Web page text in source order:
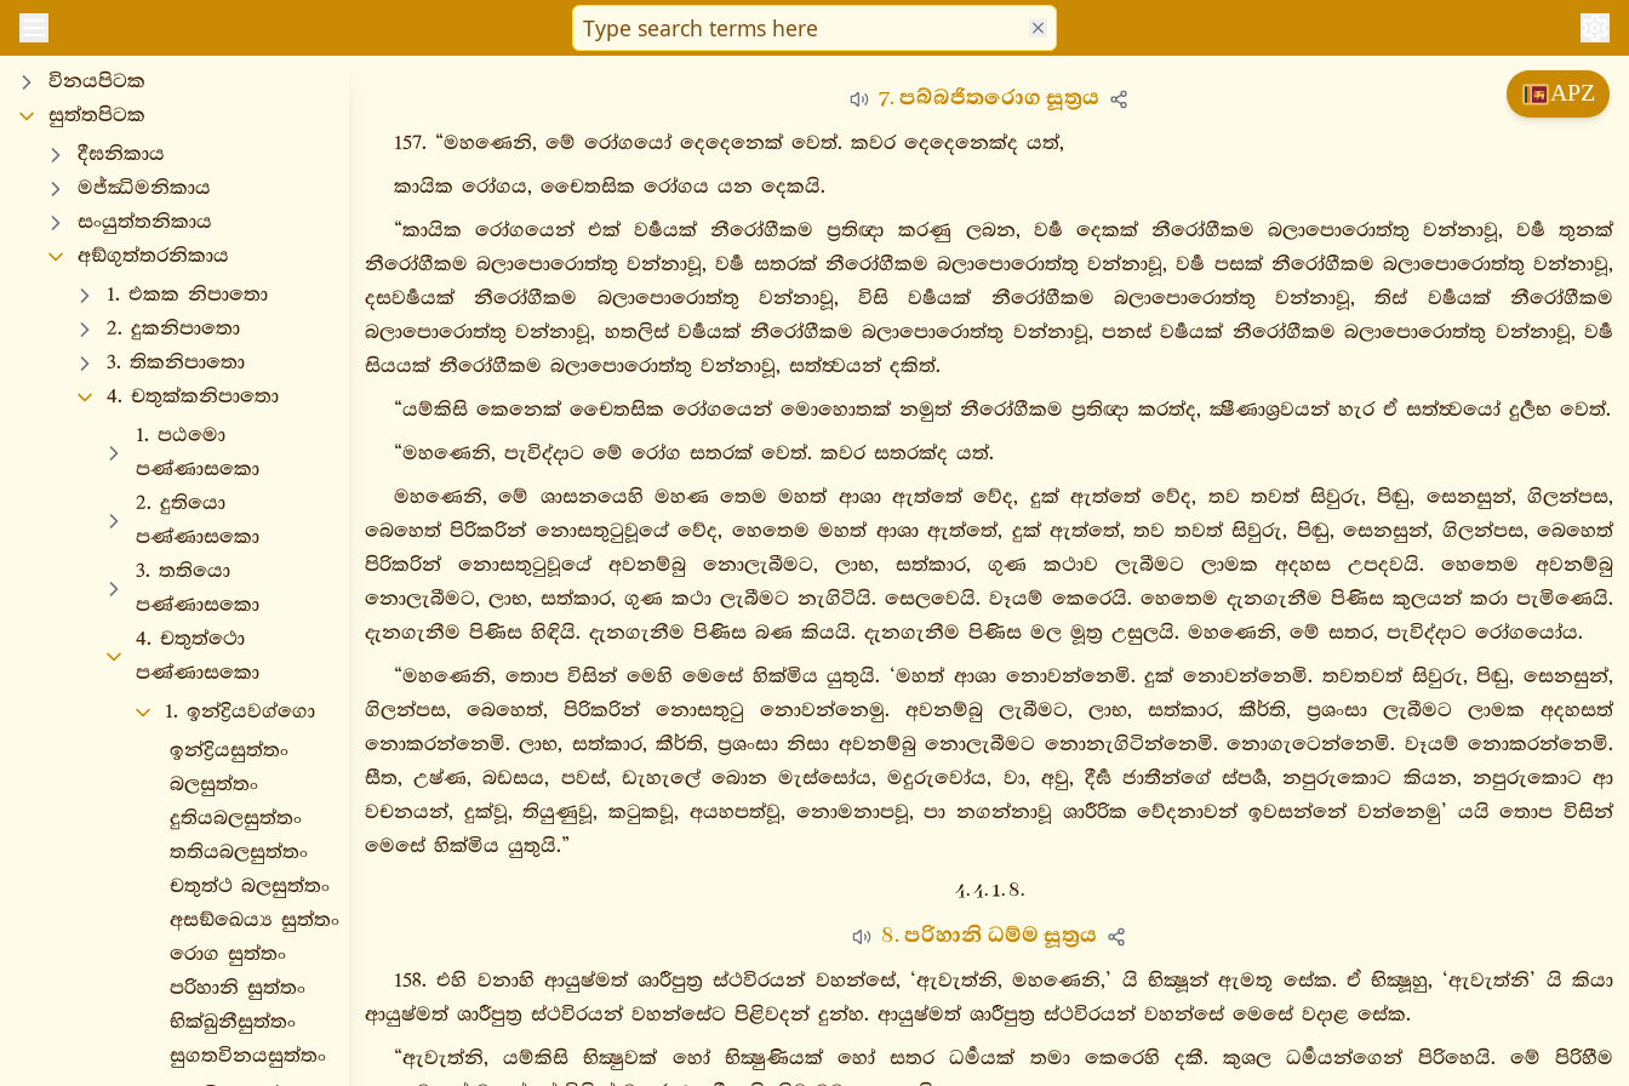
විනයපිටක
සුත්තපිටක
දීඝනිකාය
මජ්ඣිමනිකාය
සංයුත්තනිකාය
අඞ්ගුත්තරනිකාය
1. එකක නිපාතො
2. දුකනිපාතො
3. තිකනිපාතො
4. චතුක්කනිපාතො
1. පඨමො
පණ්ණාසකො
2. දුතියො
පණ්ණාසකො
3. තතියො
පණ්ණාසකො
4. චතුත්ථො
පණ්ණාසකො
1. ඉන්ද්‍රියවග්ගො
ඉන්ද්‍රියසුත්තං
බලසුත්තං
දුතියබලසුත්තං
තතියබලසුත්තං
චතුත්ථ බලසුත්තං
අසඞ්ඛෙය්‍ය සුත්තං
රොග සුත්තං
පරිහානි සුත්තං
භික්ඛුනීසුත්තං
සුගතවිනයසුත්තං
APZ
7. පබ්බජිතරොග සූත්‍රය
157. “මහණෙනි, මේ රෝගයෝ දෙදෙනෙක් වෙත්. කවර දෙදෙනෙක්ද යත්,
කායික රෝගය, චෛතසික රෝගය යන දෙකයි.
“කායික රෝගයෙන් එක් වර්‍ෂයක් නීරෝගීකම ප්‍රතිඥා කරණු ලබන, වර්‍ෂ දෙකක් නීරෝගීකම බලාපොරොත්තු වන්නාවූ, වර්‍ෂ තුනක්
නීරෝගීකම බලාපොරොත්තු වන්නාවූ, වර්‍ෂ සතරක් නීරෝගීකම බලාපොරොත්තු වන්නාවූ, වර්‍ෂ පසක් නීරෝගීකම බලාපොරොත්තු වන්නාවූ,
දසවර්‍ෂයක් නීරෝගීකම බලාපොරොත්තු වන්නාවූ, විසි වර්‍ෂයක් නීරෝගීකම බලාපොරොත්තු වන්නාවූ, තිස් වර්‍ෂයක් නීරෝගීකම
බලාපොරොත්තු වන්නාවූ, හතලිස් වර්‍ෂයක් නීරෝගීකම බලාපොරොත්තු වන්නාවූ, පනස් වර්‍ෂයක් නීරෝගීකම බලාපොරොත්තු වන්නාවූ, වර්‍ෂ
සියයක් නීරෝගීකම බලාපොරොත්තු වන්නාවූ, සත්ත්‍වයන් දකිත්.
“යම්කිසි කෙනෙක් චෛතසික රෝගයෙන් මොහොතක් නමුත් නීරෝගීකම ප්‍රතිඥා කරත්ද, ක්‍ෂීණාශ්‍රවයන් හැර ඒ සත්ත්‍වයෝ දුර්‍ලභ වෙත්.
“මහණෙනි, පැවිද්දාට මේ රෝග සතරක් වෙත්. කවර සතරක්ද යත්.
මහණෙනි, මේ ශාසනයෙහි මහණ තෙම මහත් ආශා ඇත්තේ වේද, දුක් ඇත්තේ වේද, තව තවත් සිවුරු, පිඬු, සෙනසුන්, ගිලන්පස,
බෙහෙත් පිරිකරින් නොසතුටුවූයේ වේද, හෙතෙම මහත් ආශා ඇත්තේ, දුක් ඇත්තේ, තව තවත් සිවුරු, පිඬු, සෙනසුන්, ගිලන්පස, බෙහෙත්
පිරිකරින් නොසතුටුවූයේ අවනම්බු නොලැබීමට, ලාභ, සත්කාර, ගුණ කථාව ලැබීමට ලාමක අදහස උපදවයි. හෙතෙම අවනම්බු
නොලැබීමට, ලාභ, සත්කාර, ගුණ කථා ලැබීමට නැගිටියි. සෙලවෙයි. වෑයම් කෙරෙයි. හෙතෙම දැනගැනීම පිණිස කුලයන් කරා පැමිණෙයි.
දැනගැනීම පිණිස හිඳියි. දැනගැනීම පිණිස බණ කියයි. දැනගැනීම පිණිස මල මූත්‍ර උසුලයි. මහණෙනි, මේ සතර, පැවිද්දාට රෝගයෝය.
“මහණෙනි, තොප විසින් මෙහි මෙසේ හික්මිය යුතුයි. ‘මහත් ආශා නොවන්නෙමි. දුක් නොවන්නෙමි. තවතවත් සිවුරු, පිඬු, සෙනසුන්,
ගිලන්පස, බෙහෙත්, පිරිකරින් නොසතුටු නොවන්නෙමු. අවනම්බු ලැබීමට, ලාභ, සත්කාර, කීර්ති, ප්‍රශංසා ලැබීමට ලාමක අදහසත්
නොකරන්නෙමි. ලාභ, සත්කාර, කීර්ති, ප්‍රශංසා නිසා අවනම්බු නොලැබීමට නොනැගිටින්නෙමි. නොගැටෙන්නෙමි. වෑයම් නොකරන්නෙමි.
සීත, උෂ්ණ, බඩසය, පවස්, ඩැහැලේ බොන මැස්සෝය, මදුරුවෝය, වා, අවු, දීර්‍ඝ ජාතීන්ගේ ස්පර්‍ශ, නපුරුකොට කියන, නපුරුකොට ආ
වචනයන්, දුක්වූ, තියුණුවූ, කටුකවූ, අයහපත්වූ, නොමනාපවූ, පා නගන්නාවූ ශාරීරික වේදනාවන් ඉවසන්නේ වන්නෙමු’ යයි තොප විසින්
මෙසේ හික්මිය යුතුයි.”
4. 4. 1. 8.
8. පරිහානි ධම්ම සූත්‍රය
158. එහි වනාහි ආයුෂ්මත් ශාරීපුත්‍ර ස්ථවිරයන් වහන්සේ, ‘ඇවැත්නි, මහණෙනි,’ යි භික්‍ෂූන් ඇමතූ සේක. ඒ භික්‍ෂූහු, ‘ඇවැත්නි’ යි කියා
ආයුෂ්මත් ශාරීපුත්‍ර ස්ථවිරයන් වහන්සේට පිළිවදන් දුන්හ. ආයුෂ්මත් ශාරීපුත්‍ර ස්ථවිරයන් වහන්සේ මෙසේ වදාළ සේක.
“ඇවැත්නි, යම්කිසි භික්‍ෂුවක් හෝ භික්‍ෂුණියක් හෝ සතර ධර්‍මයක් තමා කෙරෙහි දකී. කුශල ධර්‍මයන්ගෙන් පිරිහෙයි. මේ පිරිහීම